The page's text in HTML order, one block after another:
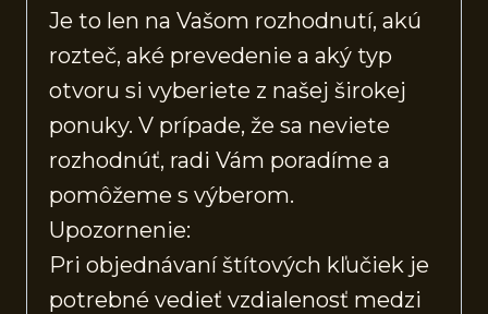
Je to len na Vašom rozhodnutí, akú
rozteč, aké prevedenie a aký typ
otvoru si vyberiete z našej širokej
ponuky. V prípade, že sa neviete
rozhodnúť, radi Vám poradíme a
pomôžeme s výberom.
Upozornenie:
Pri objednávaní štítových kľučiek je
potrebné vedieť vzdialenosť medzi